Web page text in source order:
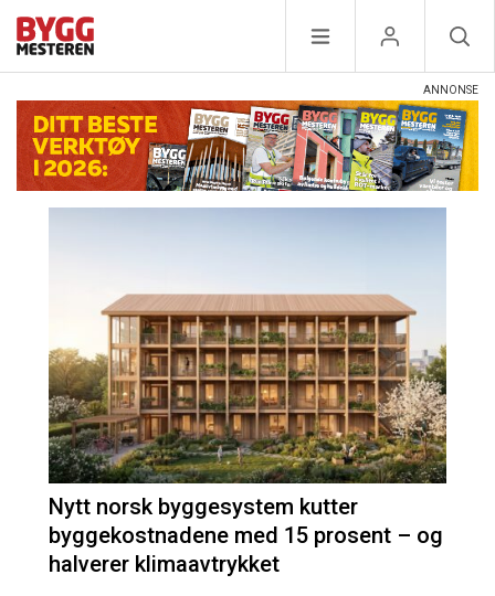
Nytt norsk byggesystem kutter
byggekostnadene med 15 prosent – og
halverer klimaavtrykket